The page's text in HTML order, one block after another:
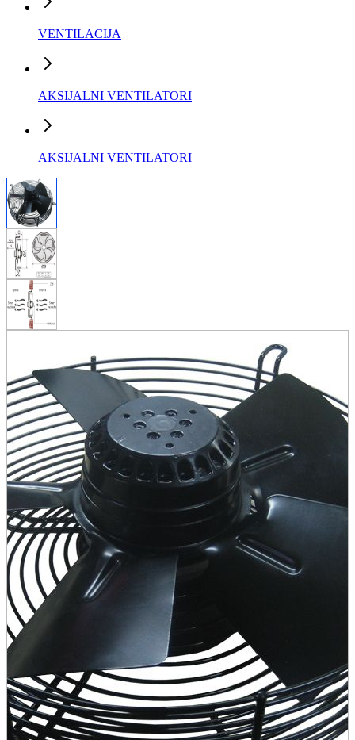
VENTILACIJA
AKSIJALNI VENTILATORI
AKSIJALNI VENTILATORI